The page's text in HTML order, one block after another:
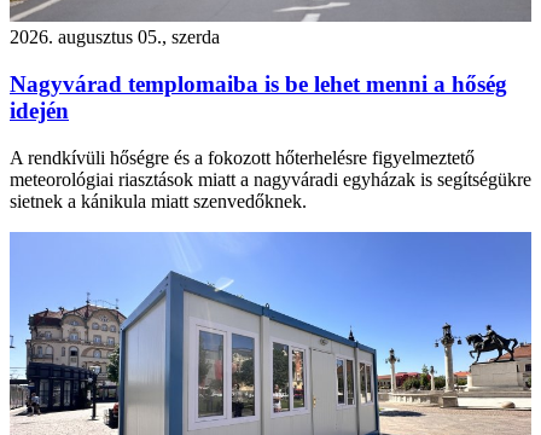
2026. augusztus 05., szerda
Nagyvárad templomaiba is be lehet menni a hőség
idején
A rendkívüli hőségre és a fokozott hőterhelésre figyelmeztető
meteorológiai riasztások miatt a nagyváradi egyházak is segítségükre
sietnek a kánikula miatt szenvedőknek.